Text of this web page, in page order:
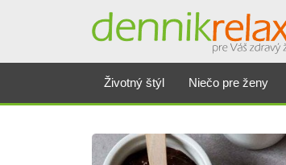
Dennikrelax
Životný štýl Niečo pre ženy